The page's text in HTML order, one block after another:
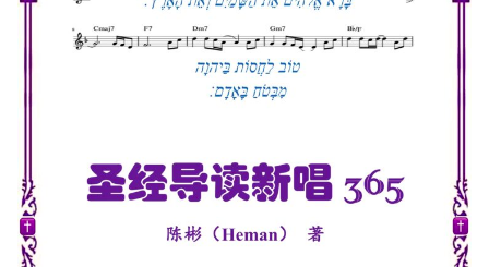
圣经导读新唱
属灵书籍
宣教事工
神学研究